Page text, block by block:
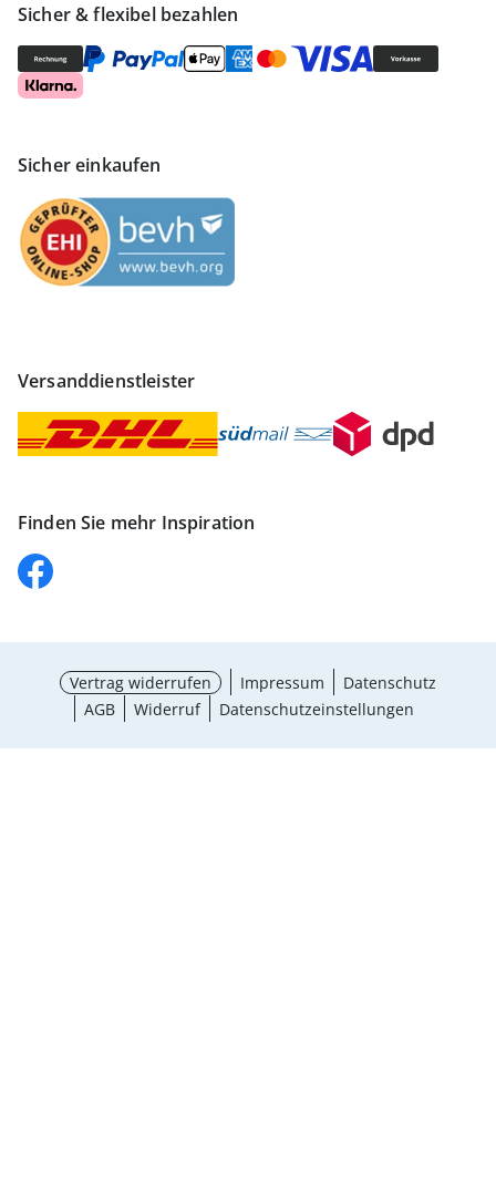
Sicher & flexibel bezahlen
Sicher einkaufen
Versanddienstleister
Finden Sie mehr Inspiration
Vertrag widerrufen Impressum
Datenschutz
AGB
Widerruf Datenschutzeinstellungen